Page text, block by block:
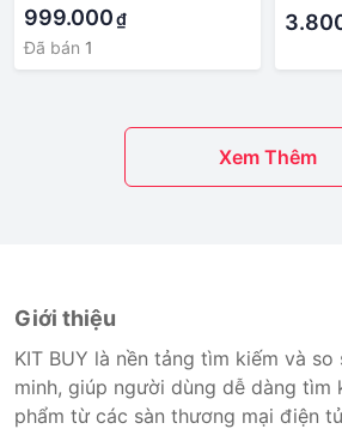
999.000₫
Đã bán 1
Xem Thêm
Giới thiệu
KIT BUY là nền tảng tìm kiếm và so
minh, giúp người dùng dễ dàng tìm
phẩm từ các sàn thương mại điện